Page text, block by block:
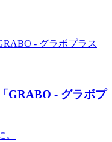
GRABO - グラボプ